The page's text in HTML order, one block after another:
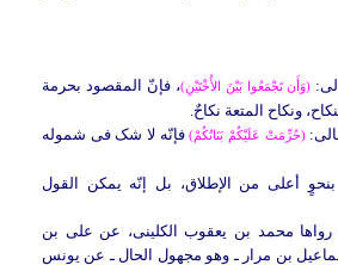
(وَأَن تَجْمَعُوا بَیْنَ الأُخْتَیْنِ)، فإنّ المقصود بحرمة
ونکاح المتعة نکاحٌ.
(حُرِّمَتْ عَلَیْکُمْ بَنَاتُکُمْ)فإنّه لا شک فی شموله
بنحوٍ أعلى من الإطلاق، بل إنّه یمکن القول
محمد بن یعقوب الکلینی، عن علی بن
بن مرار ـ وهو مجهول الحال ـ عن یونس